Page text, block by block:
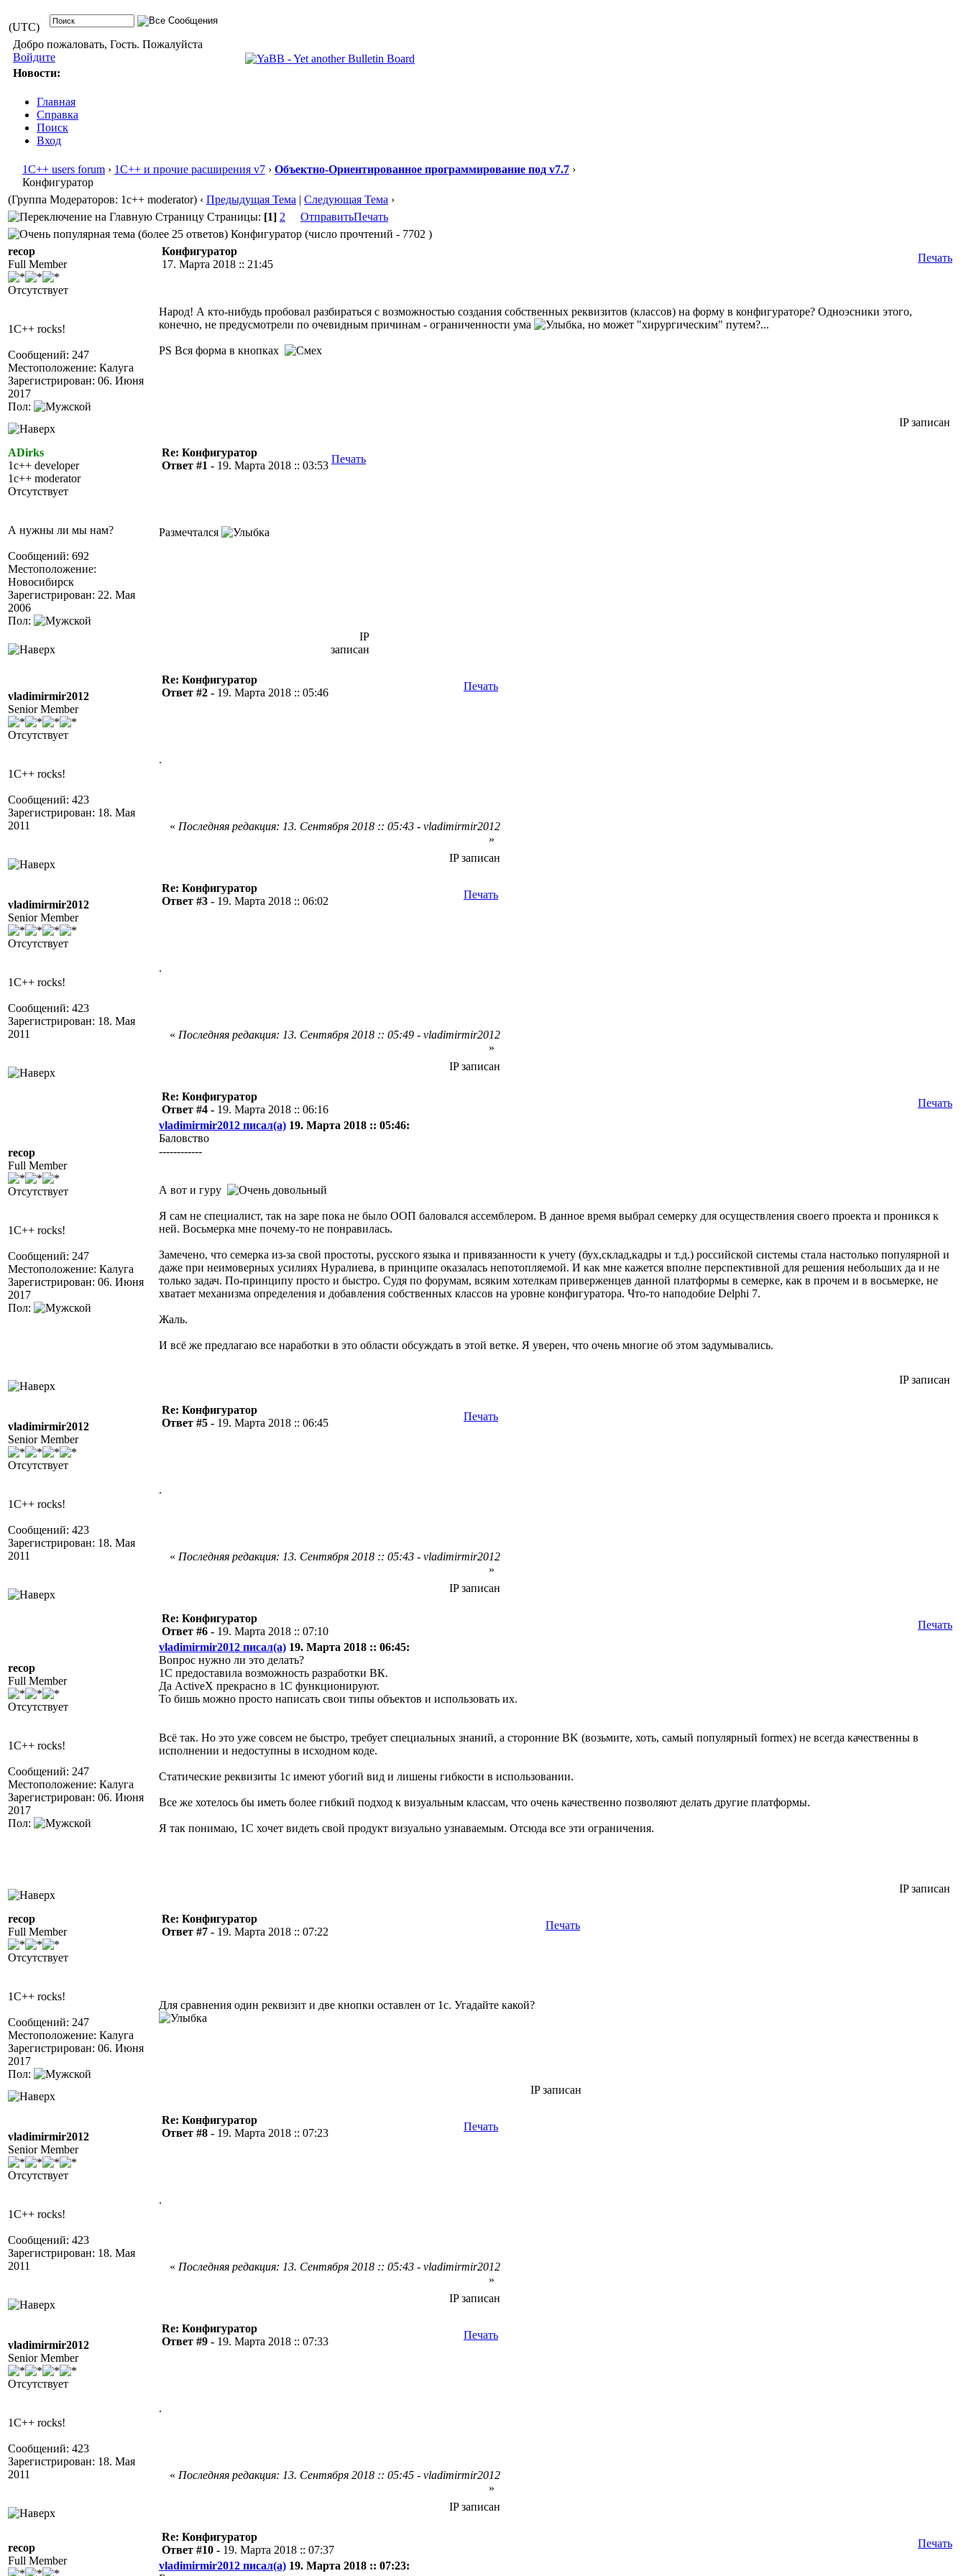
(UTC)
Добро пожаловать, Гость. Пожалуйста
Войдите
Новости:
Главная
Справка
Поиск
Вход
1С++ users forum › 1С++ и прочие расширения v7 › Объектно-Ориентированное программирование под v7.7 ›
Конфигуратор
(Группа Модераторов: 1c++ moderator) ‹ Предыдущая Тема | Следующая Тема ›
Страницы: [1] 2 ОтправитьПечать
Конфигуратор (число прочтений - 7702 )
recop
Full Member
Отсутствует
1C++ rocks!
Сообщений: 247
Местоположение: Калуга
Зарегистрирован: 06. Июня
2017
Пол:
Конфигуратор
17. Марта 2018 :: 21:45
Печать
Народ! А кто-нибудь пробовал разбираться с возможностью создания собственных реквизитов (классов) на форму в конфигураторе? Одноэсники этого,
конечно, не предусмотрели по очевидным причинам - ограниченности ума
, но может "хирургическим" путем?...
PS Вся форма в кнопках
IP записан
ADirks
1c++ developer
1c++ moderator
Отсутствует
А нужны ли мы нам?
Сообщений: 692
Местоположение:
Новосибирск
Зарегистрирован: 22. Мая
2006
Пол:
Re: Конфигуратор
Ответ #1 - 19. Марта 2018 :: 03:53
Печать
Размечтался
IP
записан
vladimirmir2012
Senior Member
Отсутствует
1C++ rocks!
Сообщений: 423
Зарегистрирован: 18. Мая
2011
Re: Конфигуратор
Ответ #2 - 19. Марта 2018 :: 05:46
Печать
.
« Последняя редакция: 13. Сентября 2018 :: 05:43 - vladimirmir2012
»
IP записан
vladimirmir2012
Senior Member
Отсутствует
1C++ rocks!
Сообщений: 423
Зарегистрирован: 18. Мая
2011
Re: Конфигуратор
Ответ #3 - 19. Марта 2018 :: 06:02
Печать
.
« Последняя редакция: 13. Сентября 2018 :: 05:49 - vladimirmir2012
»
IP записан
recop
Full Member
Отсутствует
1C++ rocks!
Сообщений: 247
Местоположение: Калуга
Зарегистрирован: 06. Июня
2017
Пол:
Re: Конфигуратор
Ответ #4 - 19. Марта 2018 :: 06:16
Печать
vladimirmir2012 писал(а) 19. Марта 2018 :: 05:46:
Баловство
------------
А вот и гуру
Я сам не специалист, так на заре пока не было ООП баловался ассемблером. В данное время выбрал семерку для осуществления своего проекта и проникся к
ней. Восьмерка мне почему-то не понравилась.
Замечено, что семерка из-за свой простоты, русского языка и привязанности к учету (бух,склад,кадры и т.д.) российской системы стала настолько популярной и
даже при неимоверных усилиях Нуралиева, в принципе оказалась непотопляемой. И как мне кажется вполне перспективной для решения небольших да и не
только задач. По-принципу просто и быстро. Судя по форумам, всяким хотелкам приверженцев данной платформы в семерке, как в прочем и в восьмерке, не
хватает механизма определения и добавления собственных классов на уровне конфигуратора. Что-то наподобие Delphi 7.
Жаль.
И всё же предлагаю все наработки в это области обсуждать в этой ветке. Я уверен, что очень многие об этом задумывались.
IP записан
vladimirmir2012
Senior Member
Отсутствует
1C++ rocks!
Сообщений: 423
Зарегистрирован: 18. Мая
2011
Re: Конфигуратор
Ответ #5 - 19. Марта 2018 :: 06:45
Печать
.
« Последняя редакция: 13. Сентября 2018 :: 05:43 - vladimirmir2012
»
IP записан
recop
Full Member
Отсутствует
1C++ rocks!
Сообщений: 247
Местоположение: Калуга
Зарегистрирован: 06. Июня
2017
Пол:
Re: Конфигуратор
Ответ #6 - 19. Марта 2018 :: 07:10
Печать
vladimirmir2012 писал(а) 19. Марта 2018 :: 06:45:
Вопрос нужно ли это делать?
1С предоставила возможность разработки ВК.
Да ActiveX прекрасно в 1С функционируют.
То бишь можно просто написать свои типы объектов и использовать их.
Всё так. Но это уже совсем не быстро, требует специальных знаний, а сторонние BK (возьмите, хоть, самый популярный formex) не всегда качественны в
исполнении и недоступны в исходном коде.
Статические реквизиты 1с имеют убогий вид и лишены гибкости в использовании.
Все же хотелось бы иметь более гибкий подход к визуальным классам, что очень качественно позволяют делать другие платформы.
Я так понимаю, 1С хочет видеть свой продукт визуально узнаваемым. Отсюда все эти ограничения.
IP записан
recop
Full Member
Отсутствует
1C++ rocks!
Сообщений: 247
Местоположение: Калуга
Зарегистрирован: 06. Июня
2017
Пол:
Re: Конфигуратор
Ответ #7 - 19. Марта 2018 :: 07:22
Печать
Для сравнения один реквизит и две кнопки оставлен от 1с. Угадайте какой?
IP записан
vladimirmir2012
Senior Member
Отсутствует
1C++ rocks!
Сообщений: 423
Зарегистрирован: 18. Мая
2011
Re: Конфигуратор
Ответ #8 - 19. Марта 2018 :: 07:23
Печать
.
« Последняя редакция: 13. Сентября 2018 :: 05:43 - vladimirmir2012
»
IP записан
vladimirmir2012
Senior Member
Отсутствует
1C++ rocks!
Сообщений: 423
Зарегистрирован: 18. Мая
2011
Re: Конфигуратор
Ответ #9 - 19. Марта 2018 :: 07:33
Печать
.
« Последняя редакция: 13. Сентября 2018 :: 05:45 - vladimirmir2012
»
IP записан
recop
Full Member
Re: Конфигуратор
Ответ #10 - 19. Марта 2018 :: 07:37
Печать
vladimirmir2012 писал(а) 19. Марта 2018 :: 07:23: